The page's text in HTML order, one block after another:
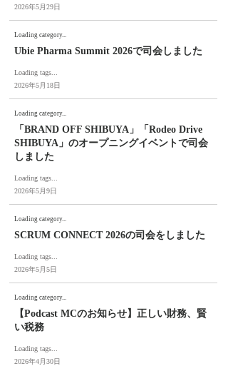
2026年5月29日
Loading category...
Ubie Pharma Summit 2026で司会しました
Loading tags...
2026年5月18日
Loading category...
「BRAND OFF SHIBUYA」「Rodeo Drive
SHIBUYA」のオープニングイベントで司会
しました
Loading tags...
2026年5月9日
Loading category...
SCRUM CONNECT 2026の司会をしました
Loading tags...
2026年5月5日
Loading category...
【Podcast MCのお知らせ】正しい財務、賢
い税務
Loading tags...
2026年4月30日